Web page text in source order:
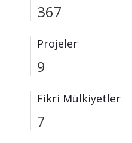
367
Projeler
9
Fikri Mülkiyetler
7